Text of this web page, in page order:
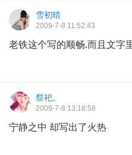
雪初晴
2009-7-8 11:52:43
老铁这个写的顺畅.而且文字
祭祀。
2009-7-8 13:18:58
宁静之中 却写出了火热